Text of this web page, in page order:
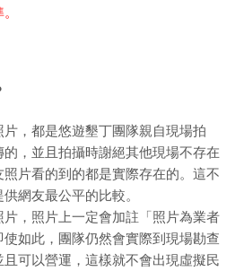
，都是悠遊墾丁團隊親自現場拍
，並且拍攝時謝絕其他現場不存在
片看的到的都是實際存在的。這不
網友最公平的比較。
，照片上一定會加註「照片為業者
如此，團隊仍然會實際到現場勘查
可以營運，這樣就不會出現虛擬民